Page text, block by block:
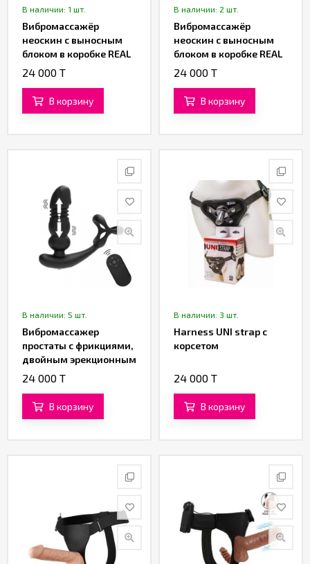
В наличии: 1 шт.
Вибромассажёр
неоскин с выносным
блоком в коробке REAL
Next № 86 (16,5 см.)
24 000 T
В корзину
В наличии: 2 шт.
Вибромассажёр
неоскин с выносным
блоком в коробке REAL
Next № 27 (17,5 см)
24 000 T
В корзину
В наличии: 5 шт.
Вибромассажер
простаты с фрикциями,
двойным эрекционным
кольцом и пультом ДУ
24 000 T
В корзину
В наличии: 3 шт.
Harness UNI strap с
корсетом
24 000 T
В корзину